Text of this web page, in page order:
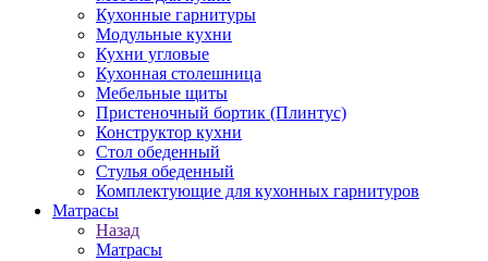
Кухонные гарнитуры
Модульные кухни
Кухни угловые
Кухонная столешница
Мебельные щиты
Пристеночный бортик (Плинтус)
Конструктор кухни
Стол обеденный
Стулья обеденный
Комплектующие для кухонных гарнитуров
Матраcы
Назад
Матраcы